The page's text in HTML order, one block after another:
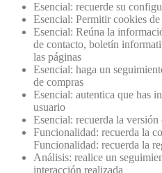
Esencial: recuerde su
Esencial: Permitir cookies de
Esencial: Reúna la
de contacto, boletín
las páginas
Esencial: haga un
de compras
Esencial: autentica que has
usuario
Esencial: recuerda la
Funcionalidad: recuerda la
Funcionalidad: recuerda la
Análisis: realice un
interacción realizada